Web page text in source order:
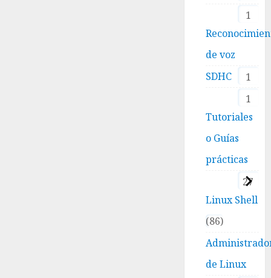
1
de voz
1
SDHC
1
Tutoriales
o Guías
prácticas
27
Linux Shell
86
de Linux